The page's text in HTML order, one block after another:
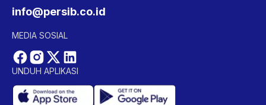
info@persib.co.id
MEDIA SOSIAL
UNDUH APLIKASI